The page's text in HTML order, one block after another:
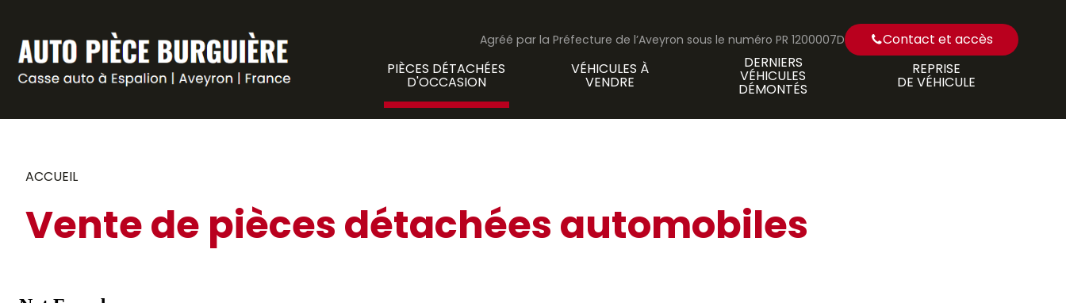
Agréé par la Préfecture de l’Aveyron sous le numéro PR 1200007D
Contact et accès
PIÈCES DÉTACHÉES
D'OCCASION
VÉHICULES À
VENDRE
DERNIERS
VÉHICULES
DÉMONTÉS
REPRISE
DE VÉHICULE
ACCUEIL
Vente de pièces détachées automobiles